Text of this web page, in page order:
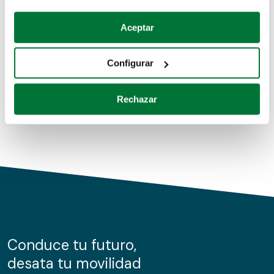
Si lo permite, también quisiéramos:
Recopilar información sobre su ubicación geográfica
Identificar su dispositivo analizándolo activamente
para buscar características específicas (huellas
Obtenga más información sobre cómo se procesan sus
de cookies.
información sobre el uso que haga del sitio web con
nuestros partners de redes sociales, publicidad y análisis
Aceptar
Configurar
Rechazar
Coches de segunda mano
Coches de km0
Conduce tu futuro,
desata tu movilidad